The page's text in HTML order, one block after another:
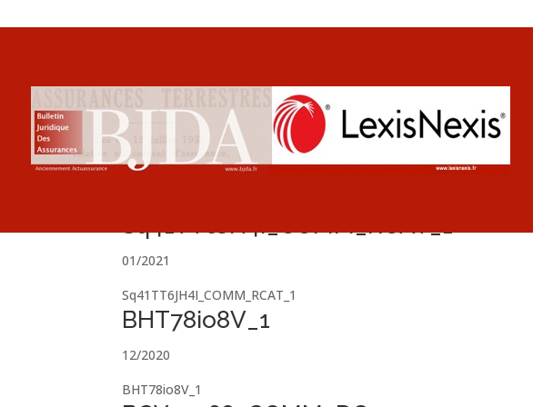
Sq41TT6JH4I_COMM_RCAT_1
01/2021
Sq41TT6JH4I_COMM_RCAT_1
BHT78io8V_1
12/2020
BHT78io8V_1